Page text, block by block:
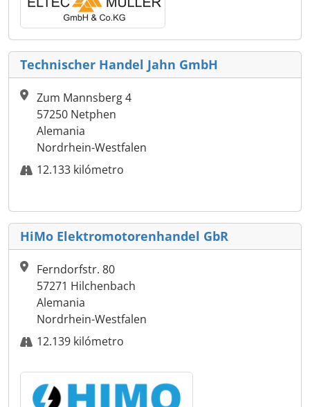
Technischer Handel Jahn GmbH
Zum Mannsberg 4
57250 Netphen
Alemania
Nordrhein-Westfalen
12.133 kilómetro
HiMo Elektromotorenhandel GbR
Ferndorfstr. 80
57271 Hilchenbach
Alemania
Nordrhein-Westfalen
12.139 kilómetro